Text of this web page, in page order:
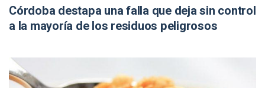
Córdoba destapa una falla que deja sin control
a la mayoría de los residuos peligrosos